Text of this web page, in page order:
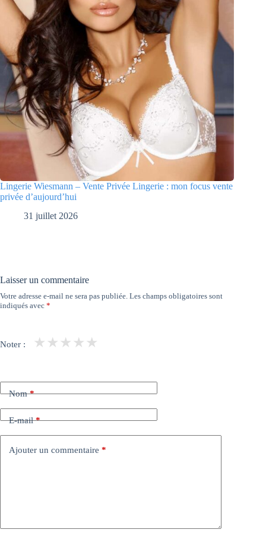
Lingerie Wiesmann – Vente Privée Lingerie : mon focus vente
privée d’aujourd’hui
31 juillet 2026
Laisser un commentaire
Votre adresse e-mail ne sera pas publiée. Les champs obligatoires sont
indiqués avec *
Noter : ★
★
★
★
★
Nom*
E-mail*
Ajouter un commentaire *